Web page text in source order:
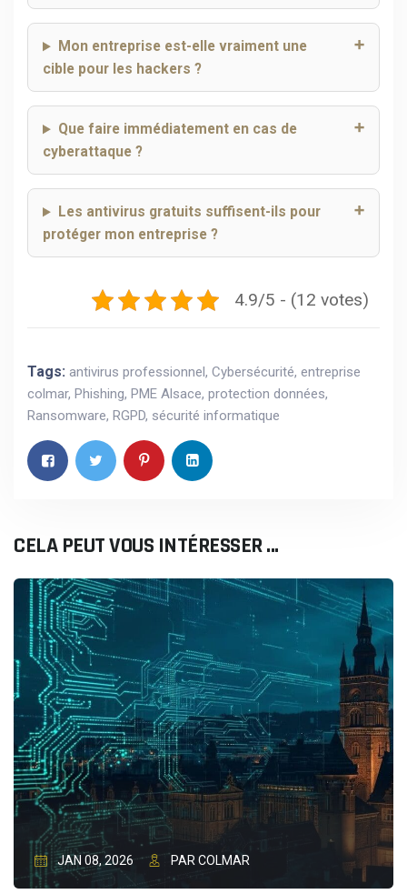
Mon entreprise est-elle vraiment une
cible pour les hackers ?
Que faire immédiatement en cas de
cyberattaque ?
Les antivirus gratuits suffisent-ils pour
protéger mon entreprise ?
4.9/5 - (12 votes)
Tags: antivirus professionnel , Cybersécurité, entreprise
colmar, Phishing, PME Alsace, protection données,
Ransomware, RGPD, sécurité informatique
CELA PEUT VOUS INTÉRESSER ...
JAN 08, 2026 PAR COLMAR